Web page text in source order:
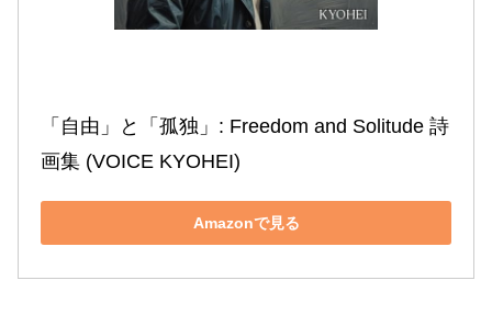
「自由」と「孤独」: Freedom and Solitude 詩
画集 (VOICE KYOHEI)
Amazonで見る